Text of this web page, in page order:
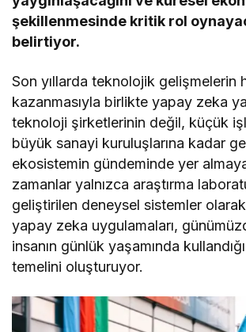
şekillenmesinde kritik rol
belirtiyor.
Son yıllarda teknolojik gelişmelerin
kazanmasıyla birlikte yapay zeka
teknoloji şirketlerinin değil, küçük
büyük sanayi kuruluşlarına kadar
ekosistemin gündeminde yer
zamanlar yalnızca araştırma
geliştirilen deneysel sistemler
yapay zeka uygulamaları,
insanın günlük yaşamında
temelini oluşturuyor.